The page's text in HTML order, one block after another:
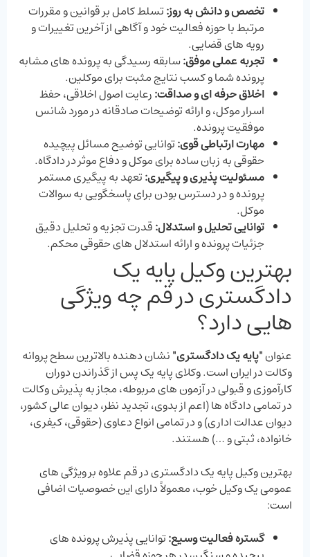
تخصص و دانش به ‌روز:تسلط کامل بر قوانین و مقررات
مرتبط با حوزه فعالیت خود و آگاهی از آخرین تغییرات و
رویه‌ های قضایی.
تجربه عملی موفق:سابقه رسیدگی به پرونده ‌های مشابه
پرونده شما و کسب نتایج مثبت برای موکلین.
اخلاق حرفه‌ ای و صداقت:رعایت اصول اخلاقی، حفظ
اسرار موکل، و ارائه توضیحات صادقانه در مورد شانس
موفقیت پرونده.
مهارت ارتباطی قوی:توانایی توضیح مسائل پیچیده
حقوقی به زبان ساده برای موکل و دفاع موثر در دادگاه.
مسئولیت‌ پذیری و پیگیری:تعهد به پیگیری مستمر
پرونده و در دسترس بودن برای پاسخگویی به سوالات
موکل.
توانایی تحلیل و استدلال:قدرت تجزیه و تحلیل دقیق
جزئیات پرونده و ارائه استدلال ‌های حقوقی محکم.
بهترین وکیل پایه یک
دادگستری در قم چه ویژگی‌
هایی دارد؟
عنوان"پایه یک دادگستری"نشان ‌دهنده بالاترین سطح پروانه
وکالت در ایران است. وکلای پایه یک پس از گذراندن دوران
کارآموزی و قبولی در آزمون‌ های مربوطه، مجاز به پذیرش وکالت
در تمامی دادگاه ‌ها (اعم از بدوی، تجدید نظر، دیوان عالی کشور،
دیوان عدالت اداری) و در تمامی انواع دعاوی (حقوقی، کیفری،
خانواده، ثبتی و …) هستند.
بهترین وکیل پایه یک دادگستری در قم علاوه بر ویژگی‌ های
عمومی یک وکیل خوب، معمولاً دارای این خصوصیات اضافی
است:
گستره فعالیت وسیع:توانایی پذیرش پرونده‌ های